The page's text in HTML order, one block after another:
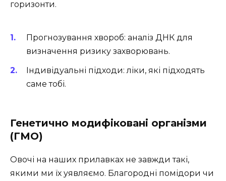
горизонти.
Прогнозування хвороб: аналіз ДНК для
визначення ризику захворювань.
Індивідуальні підходи: ліки, які підходять
саме тобі.
Генетично модифіковані організми
(ГМО)
Овочі на наших прилавках не завжди такі,
якими ми їх уявляємо. Благородні помідори чи